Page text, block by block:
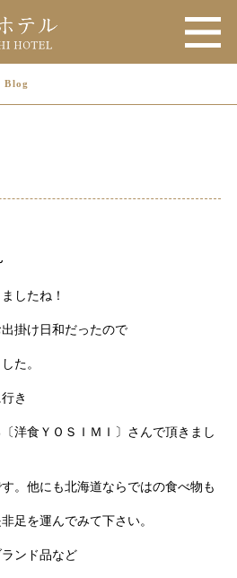
Blog
したね！
掛け日和だったので
た。
き
洋食ＹＯＳＩＭＩ〕さんで頂きまし
。他にも北海道ならではの食べ物も
足を運んでみて下さい。
ンド品など